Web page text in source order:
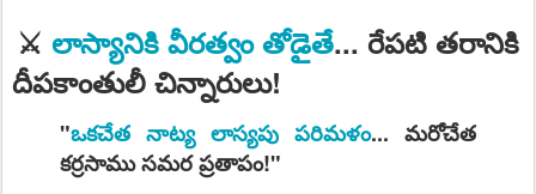
⚔️ లాస్యానికి వీరత్వం తోడైతే... రేపటి తరానికి
దీపకాంతులీ చిన్నారులు!
"ఒకచేత నాట్య లాస్యపు పరిమళం... మరోచేత
కర్రసాము సమర ప్రతాపం!"